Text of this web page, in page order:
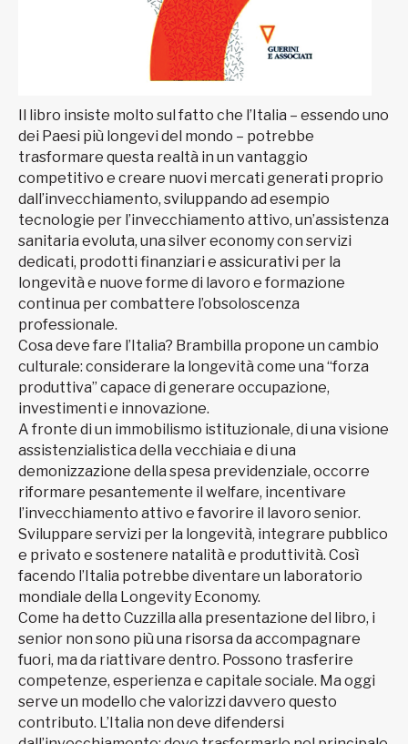
Il libro insiste molto sul fatto che l’Italia – essendo uno
dei Paesi più longevi del mondo – potrebbe
trasformare questa realtà in un vantaggio
competitivo e creare nuovi mercati generati proprio
dall’invecchiamento, sviluppando ad esempio
tecnologie per l’invecchiamento attivo, un’assistenza
sanitaria evoluta, una silver economy con servizi
dedicati, prodotti finanziari e assicurativi per la
longevità e nuove forme di lavoro e formazione
continua per combattere l’obsoloscenza
professionale.
Cosa deve fare l’Italia? Brambilla propone un cambio
culturale: considerare la longevità come una “forza
produttiva” capace di generare occupazione,
investimenti e innovazione.
A fronte di un immobilismo istituzionale, di una visione
assistenzialistica della vecchiaia e di una
demonizzazione della spesa previdenziale, occorre
riformare pesantemente il welfare, incentivare
l’invecchiamento attivo e favorire il lavoro senior.
Sviluppare servizi per la longevità, integrare pubblico
e privato e sostenere natalità e produttività. Così
facendo l’Italia potrebbe diventare un laboratorio
mondiale della Longevity Economy.
Come ha detto Cuzzilla alla presentazione del libro, i
senior non sono più una risorsa da accompagnare
fuori, ma da riattivare dentro. Possono trasferire
competenze, esperienza e capitale sociale. Ma oggi
serve un modello che valorizzi davvero questo
contributo. L’Italia non deve difendersi